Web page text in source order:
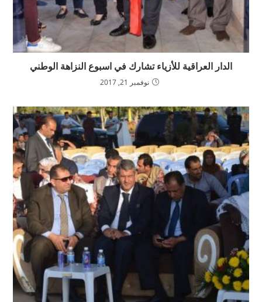
الدار العراقية للأزياء تشارك في اسبوع النزاهة الوطني
نوفمبر 21, 2017